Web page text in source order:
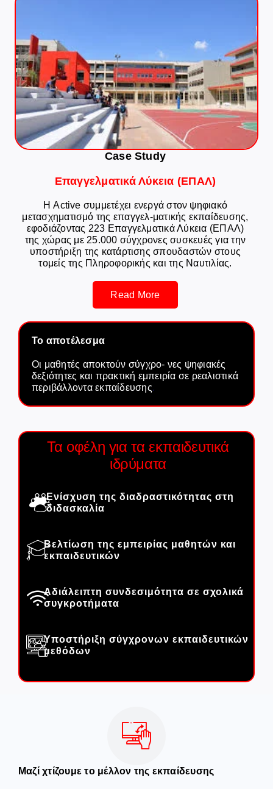
Case Study
Επαγγελματικά Λύκεια (ΕΠΑΛ)
Η Active συμμετέχει ενεργά στον ψηφιακό
μετασχηματισμό της επαγγελ-ματικής εκπαίδευσης,
εφοδιάζοντας 223 Επαγγελματικά Λύκεια (ΕΠΑΛ)
της χώρας με 25.000 σύγχρονες συσκευές για την
υποστήριξη της κατάρτισης σπουδαστών στους
τομείς της Πληροφορικής και της Ναυτιλίας.
Read More
Το αποτέλεσμα
Οι μαθητές αποκτούν σύγχρο- νες ψηφιακές
δεξιότητες και πρακτική εμπειρία σε ρεαλιστικά
περιβάλλοντα εκπαίδευσης.
Τα οφέλη για τα εκπαιδευτικά
ιδρύματα
Ενίσχυση της διαδραστικότητας στη
διδασκαλία
Βελτίωση της εμπειρίας μαθητών και
εκπαιδευτικών
Αδιάλειπτη συνδεσιμότητα σε σχολικά
συγκροτήματα
Υποστήριξη σύγχρονων εκπαιδευτικών
μεθόδων
Μαζί χτίζουμε το μέλλον της εκπαίδευσης